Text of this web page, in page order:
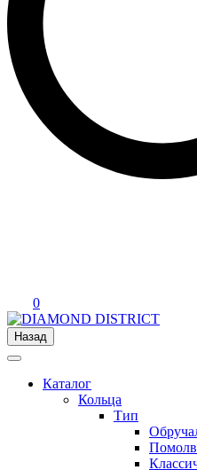
0
Назад
Каталог
Кольца
Тип